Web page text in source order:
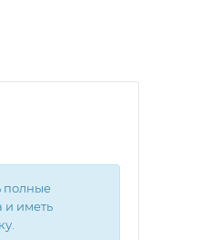
полные
и иметь